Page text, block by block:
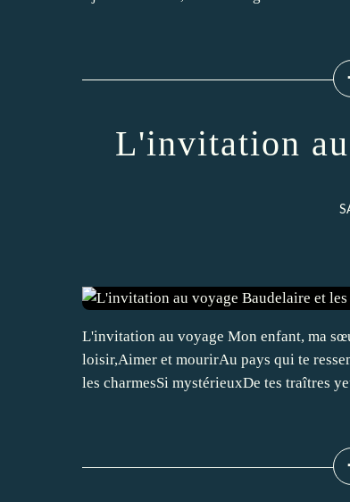
L'invitation
L'invitation au voyage Mon enfant, ma
loisir,Aimer et mourirAu pays qui te
les charmesSi mystérieuxDe tes traîtres